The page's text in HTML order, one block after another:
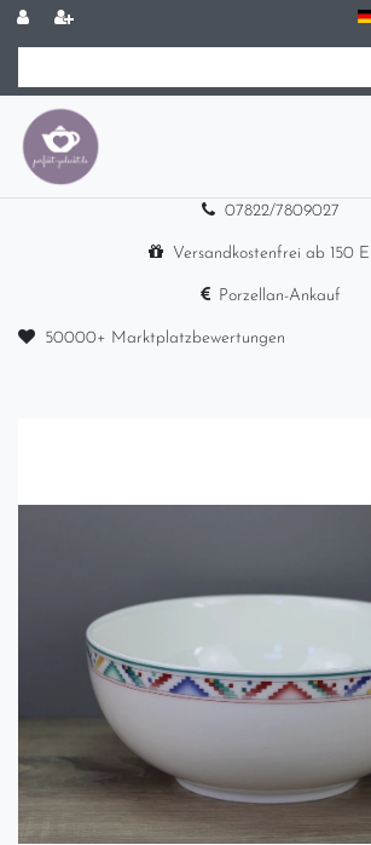
07822/7809027
Versandkostenfrei ab 150
Porzellan-Ankauf
50000+ Marktplatzbewertungen